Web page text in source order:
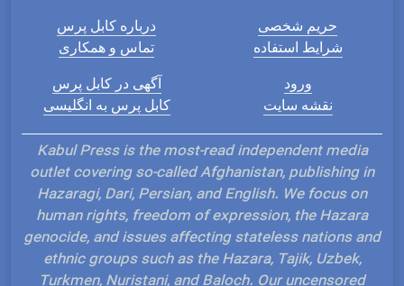
درباره کابل پرس
تماس و همکاری
حریم شخصی
شرایط استفاده
آگهی در کابل پرس
کابل پرس به انگلیسی
ورود
نقشه سایت
Kabul Press is the most-read independent media
outlet covering so-called Afghanistan, publishing in
Hazaragi, Dari, Persian, and English. We focus on
human rights, freedom of expression, the Hazara
genocide, and issues affecting stateless nations and
ethnic groups such as the Hazara, Tajik, Uzbek,